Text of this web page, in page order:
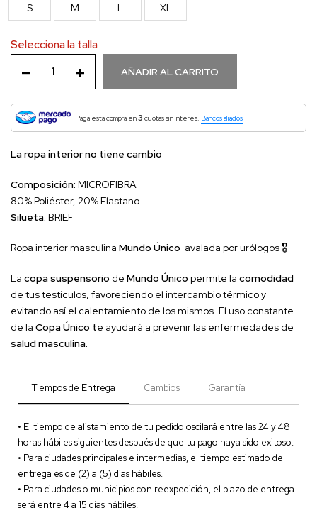
S M L XL
Selecciona la talla
AÑADIR AL CARRITO
Paga esta compra en3 cuotas sin interés. Bancos aliados
La ropa interior no tiene cambio
Composición: MICROFIBRA
80% Poliéster, 20% Elastano
Silueta: BRIEF
Ropa interior masculina Mundo Único avalada por urólogos 🎖
La copa suspensorio de Mundo Único permite la comodidad
de tus testículos, favoreciendo el intercambio térmico y
evitando así el calentamiento de los mismos. El uso constante
de la Copa Único te ayudará a prevenir las enfermedades de
salud masculina.
Tiempos de Entrega Cambios Garantía
• El tiempo de alistamiento de tu pedido oscilará entre las 24 y 48
horas hábiles siguientes después de que tu pago haya sido exitoso.
• Para ciudades principales e intermedias, el tiempo estimado de
entrega es de (2) a (5) días hábiles.
• Para ciudades o municipios con reexpedición, el plazo de entrega
será entre 4 a 15 días hábiles.